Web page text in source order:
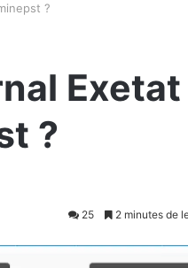
?
Exetat
?
25 2 minutes de